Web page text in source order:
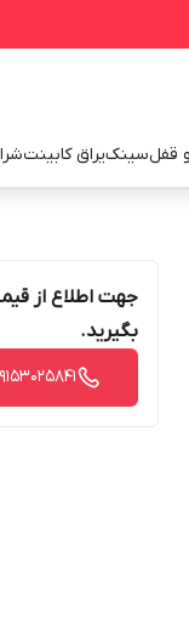
قفلسینکیراق کابینت
جهت اطلاع از
بگیرید.
_ 09157035033